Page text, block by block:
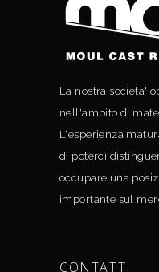
La nostra societa'
nell'ambito di
L'esperienza
di poterci
occupare una
importante sul
CONTATTI